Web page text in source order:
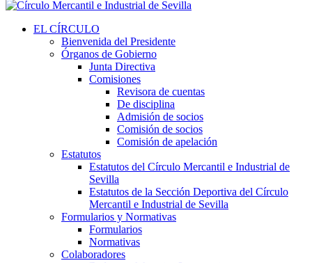
EL CÍRCULO
Bienvenida del Presidente
Órganos de Gobierno
Junta Directiva
Comisiones
Revisora de cuentas
De disciplina
Admisión de socios
Comisión de socios
Comisión de apelación
Estatutos
Estatutos del Círculo Mercantil e Industrial de
Sevilla
Estatutos de la Sección Deportiva del Círculo
Mercantil e Industrial de Sevilla
Formularios y Normativas
Formularios
Normativas
Colaboradores